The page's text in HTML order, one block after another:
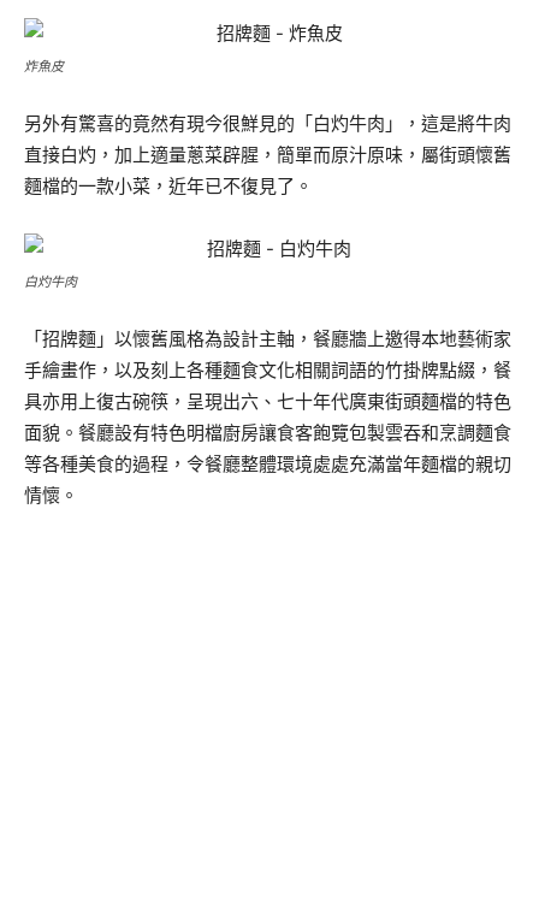
炸魚皮
另外有驚喜的竟然有現今很鮮見的「白灼牛肉」，這是將牛肉
直接白灼，加上適量蔥菜辟腥，簡單而原汁原味，屬街頭懷舊
麵檔的一款小菜，近年已不復見了。
白灼牛肉
「招牌麵」以懷舊風格為設計主軸，餐廳牆上邀得本地藝術家
手繪畫作，以及刻上各種麵食文化相關詞語的竹掛牌點綴，餐
具亦用上復古碗筷，呈現出六、七十年代廣東街頭麵檔的特色
面貌。餐廳設有特色明檔廚房讓食客飽覽包製雲吞和烹調麵食
等各種美食的過程，令餐廳整體環境處處充滿當年麵檔的親切
情懷。